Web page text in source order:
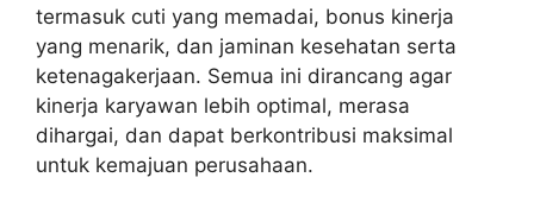
termasuk cuti yang memadai, bonus kinerja
yang menarik, dan jaminan kesehatan serta
ketenagakerjaan. Semua ini dirancang agar
kinerja karyawan lebih optimal, merasa
dihargai, dan dapat berkontribusi maksimal
untuk kemajuan perusahaan.